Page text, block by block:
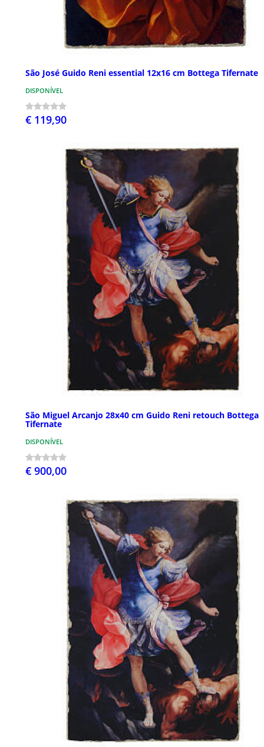
São José Guido Reni essential 12x16 cm Bottega Tifernate
DISPONÍVEL
€ 119,90
São Miguel Arcanjo 28x40 cm Guido Reni retouch Bottega
Tifernate
DISPONÍVEL
€ 900,00